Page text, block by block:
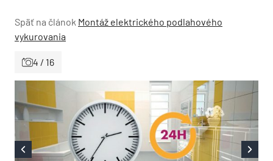
Späť na článok Montáž elektrického podlahového
vykurovania
4 / 16